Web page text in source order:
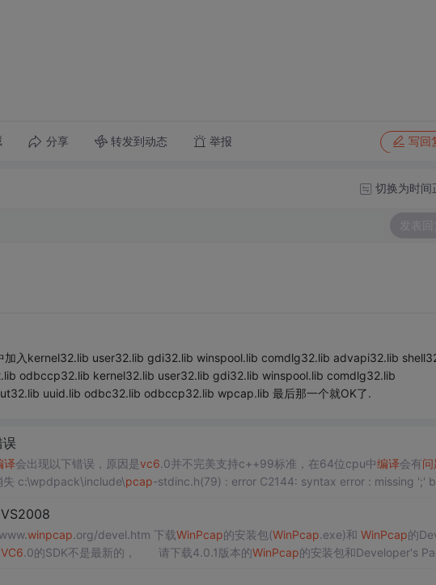
分享 转发到动态 举报 写回
切换为时间
发表回
加入kernel32.lib user32.lib gdi32.lib winspool.lib comdlg32.lib advapi32.lib
odbccp32.lib kernel32.lib user32.lib gdi32.lib winspool.lib comdlg32.lib
uuid.lib odbc32.lib odbccp32.lib wpcap.lib 最后那一个就OK了.
译会出现以下错误，原因是vc6 .0并不完美支持c++99标准，在64位cpu中编译会有问
开发包换到4.0.1版本及以下错误消失 c:\wpdpack\include\pcap-stdinc.h(79) : error C2144: syntax error : missing ';'
winpcap .org/devel.htm 下载WinPcap的安装包(WinPcap .exe)和 WinPcap的
VC6 .0的SDK不是最新的， 请下载4.0.1版本的WinPcap的安装包和Developer's